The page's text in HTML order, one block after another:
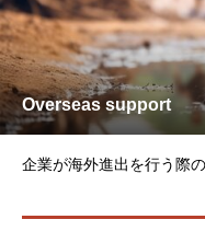
Overseas support
企業が海外進出を行う際